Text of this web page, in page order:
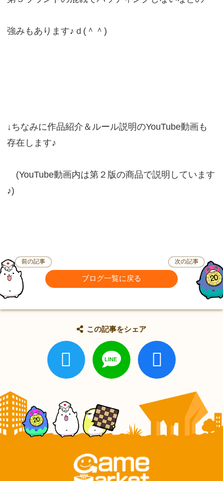
強みもあります♪ｄ(＾＾)
↓ちなみに作品紹介＆ルール説明のYouTube動画も
存在します♪
(YouTube動画内は第２版の商品で説明しています
♪)
前の記事
ブログ一覧に戻る
次の記事
この記事をシェア